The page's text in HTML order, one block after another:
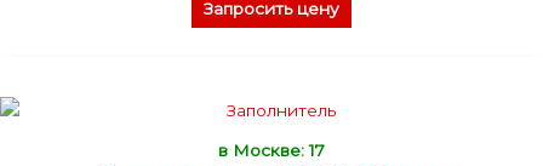
Запросить цену
в Москве: 17